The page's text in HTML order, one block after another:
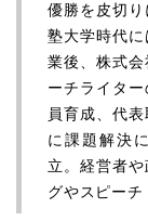
優勝を皮切
塾大学時代
業後、株式
ーチライタ
員育成、代
に課題解決
立。経営者
グやスピーチ